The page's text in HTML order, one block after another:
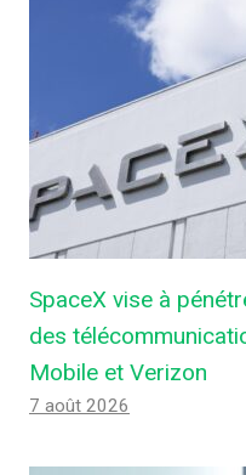
SpaceX vise à
des
Mobile et Verizon
7 août 2026